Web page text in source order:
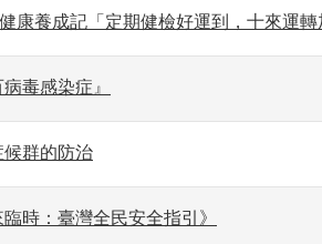
康養成記「定期健檢好運到，十來運
毒感染症』
群的防治
臨時：臺灣全民安全指引》